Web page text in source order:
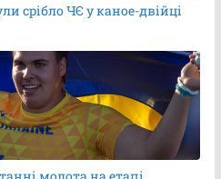
срібло ЧЄ у каное-двійці